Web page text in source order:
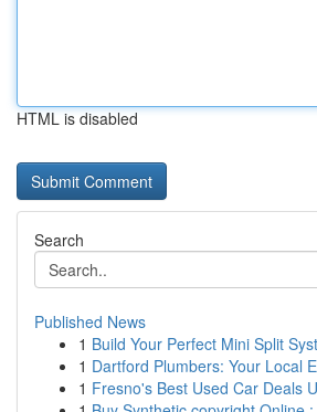
HTML is disabled
Search
Published News
1 Build Your Perfect Mini Split
1 Dartford Plumbers: Your Local
1 Fresno's Best Used Car Deals